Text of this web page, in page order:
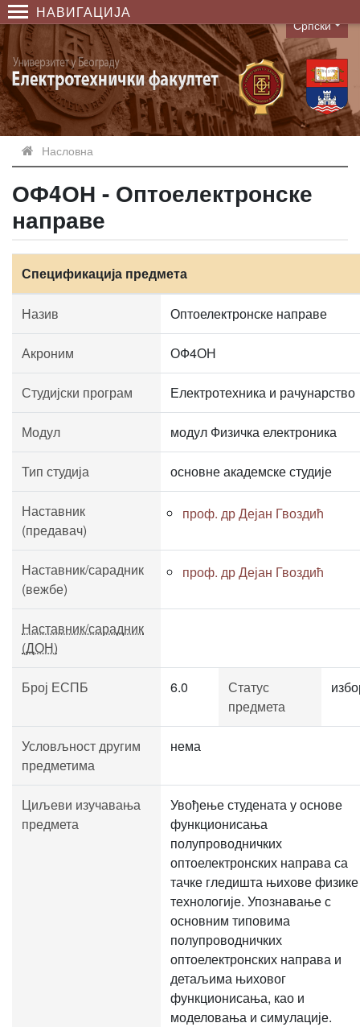
НАВИГАЦИЈА
Language
Српски
Насловна
ОФ4ОН - Оптоелектронске
направе
Спецификација предмета
Назив Оптоелектронске направе
Акроним ОФ4ОН
Студијски програм Електротехника и рачунарство
Модул модул Физичка електроника
Тип студија основне академске студије
Наставник
(предавач)
проф. др Дејан Гвоздић
Наставник/сарадник
(вежбе)
проф. др Дејан Гвоздић
Наставник/сарадник
(ДОН)
Број ЕСПБ 6.0
Статус
предмета
Условљност другим
предметима
нема
Циљеви изучавања
предмета
Увођење студената у основе
функционисања
полупроводничких
оптоелектронских направа са
тачке гледишта њихове
технологије. Упознавање с
основним типовима
полупроводничких
оптоелектронских направа и
детаљима њиховог
функционисања, као и
моделовања и симулације.